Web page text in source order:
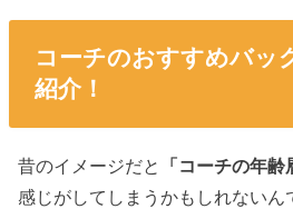
コーチのおすすめバッ
紹介！
昔のイメージだと 「コーチの年齢
感じがしてしまうかもしれないん